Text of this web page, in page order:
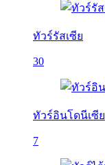
ทัวร์รัสเซีย
30
ทัวร์อินโดนีเซีย
7